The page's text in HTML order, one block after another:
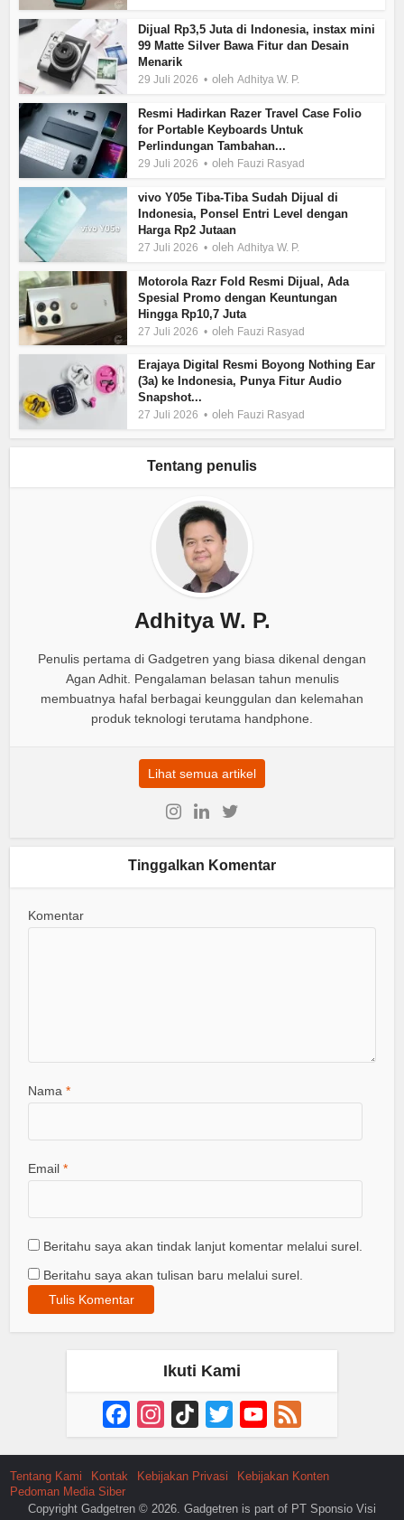
Dijual Rp3,5 Juta di Indonesia, instax mini
99 Matte Silver Bawa Fitur dan Desain
Menarik
29 Juli 2026 olehAdhitya W. P.
Resmi Hadirkan Razer Travel Case Folio
for Portable Keyboards Untuk
Perlindungan Tambahan...
29 Juli 2026 oleh Fauzi Rasyad
vivo Y05e Tiba-Tiba Sudah Dijual di
Indonesia, Ponsel Entri Level dengan
Harga Rp2 Jutaan
27 Juli 2026 olehAdhitya W. P.
Motorola Razr Fold Resmi Dijual, Ada
Spesial Promo dengan Keuntungan
Hingga Rp10,7 Juta
27 Juli 2026 oleh Fauzi Rasyad
Erajaya Digital Resmi Boyong Nothing Ear
(3a) ke Indonesia, Punya Fitur Audio
Snapshot...
27 Juli 2026 oleh Fauzi Rasyad
Tentang penulis
Adhitya W. P.
Penulis pertama di Gadgetren yang biasa dikenal dengan
Agan Adhit. Pengalaman belasan tahun menulis
membuatnya hafal berbagai keunggulan dan kelemahan
produk teknologi terutama handphone.
Lihat semua artikel
Tinggalkan Komentar
Komentar
Nama*
Email*
Beritahu saya akan tindak lanjut komentar melalui surel.
Beritahu saya akan tulisan baru melalui surel.
Ikuti Kami
FacebookInstagram
TikTok Twitter YouTube
Channel
Tentang Kami Kontak Kebijakan Privasi
Kebijakan Konten
Pedoman Media Siber
Copyright Gadgetren © 2026. Gadgetren is part of PT Sponsio Visi